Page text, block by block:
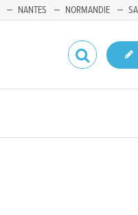
NANTES NORMANDIE